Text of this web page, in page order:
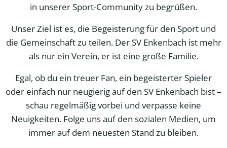
in unserer Sport-Community zu begrüßen.
Unser Ziel ist es, die Begeisterung für den Sport und
die Gemeinschaft zu teilen. Der SV Enkenbach ist mehr
als nur ein Verein, er ist eine große Familie.
Egal, ob du ein treuer Fan, ein begeisterter Spieler
oder einfach nur neugierig auf den SV Enkenbach bist –
schau regelmäßig vorbei und verpasse keine
Neuigkeiten. Folge uns auf den sozialen Medien, um
immer auf dem neuesten Stand zu bleiben.